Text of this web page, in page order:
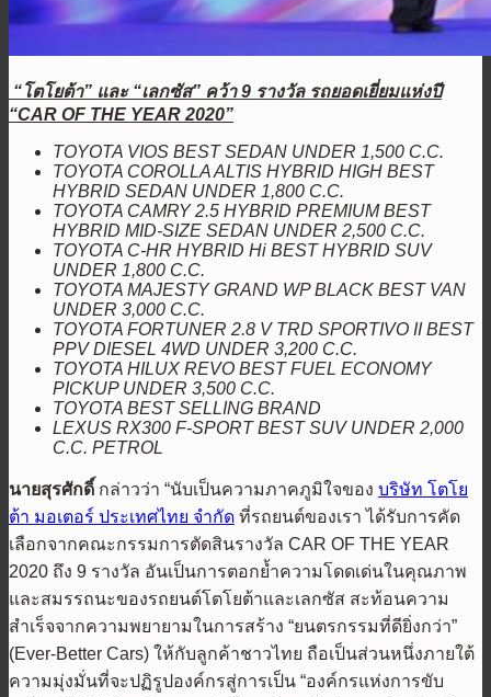
“โตโยต้า” และ “เลกซัส” คว้า 9 รางวัล รถยอดเยี่ยมแห่งปี
“CAR OF THE YEAR 2020”
TOYOTA VIOS BEST SEDAN UNDER 1,500 C.C.
TOYOTA COROLLA ALTIS HYBRID HIGH BEST
HYBRID SEDAN UNDER 1,800 C.C.
TOYOTA CAMRY 2.5 HYBRID PREMIUM BEST
HYBRID MID-SIZE SEDAN UNDER 2,500 C.C.
TOYOTA C-HR HYBRID Hi BEST HYBRID SUV
UNDER 1,800 C.C.
TOYOTA MAJESTY GRAND WP BLACK BEST VAN
UNDER 3,000 C.C.
TOYOTA FORTUNER 2.8 V TRD SPORTIVO II BEST
PPV DIESEL 4WD UNDER 3,200 C.C.
TOYOTA HILUX REVO BEST FUEL ECONOMY
PICKUP UNDER 3,500 C.C.
TOYOTA BEST SELLING BRAND
LEXUS RX300 F-SPORT BEST SUV UNDER 2,000
C.C. PETROL
นายสุรศักดิ์ กล่าวว่า “นับเป็นความภาคภูมิใจของ บริษัท โตโย
ต้า มอเตอร์ ประเทศไทย จำกัด ที่รถยนต์ของเรา ได้รับการคัด
เลือกจากคณะกรรมการตัดสินรางวัล CAR OF THE YEAR
2020 ถึง 9 รางวัล อันเป็นการตอกย้ำความโดดเด่นในคุณภาพ
และสมรรถนะของรถยนต์โตโยต้าและเลกซัส สะท้อนความ
สำเร็จจากความพยายามในการสร้าง “ยนตรกรรมที่ดียิ่งกว่า”
(Ever-Better Cars) ให้กับลูกค้าชาวไทย ถือเป็นส่วนหนึ่งภายใต้
ความมุ่งมั่นที่จะปฏิรูปองค์กรสู่การเป็น “องค์กรแห่งการขับ